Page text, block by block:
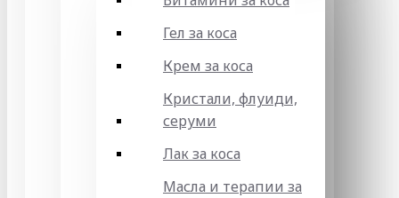
Гел за коса
Крем за коса
Кристали, флуиди,
серуми
Лак за коса
Масла и терапии за